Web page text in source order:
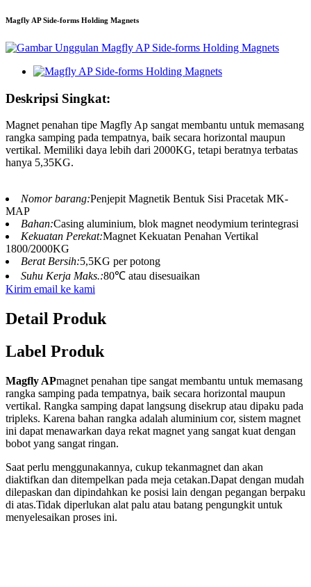
Magfly AP Side-forms Holding Magnets
Deskripsi Singkat:
Magnet penahan tipe Magfly Ap sangat membantu untuk memasang
rangka samping pada tempatnya, baik secara horizontal maupun
vertikal. Memiliki daya lebih dari 2000KG, tetapi beratnya terbatas
hanya 5,35KG.
Nomor barang:Penjepit Magnetik Bentuk Sisi Pracetak MK-
MAP
Bahan:Casing aluminium, blok magnet neodymium terintegrasi
Kekuatan Perekat:Magnet Kekuatan Penahan Vertikal
1800/2000KG
Berat Bersih:5,5KG per potong
Suhu Kerja Maks.:80℃ atau disesuaikan
Kirim email ke kami
Detail Produk
Label Produk
Magfly APmagnet penahan tipe sangat membantu untuk memasang
rangka samping pada tempatnya, baik secara horizontal maupun
vertikal. Rangka samping dapat langsung disekrup atau dipaku pada
tripleks. Karena bahan rangka adalah aluminium cor, sistem magnet
ini dapat menawarkan daya rekat magnet yang sangat kuat dengan
bobot yang sangat ringan.
Saat perlu menggunakannya, cukup tekanmagnet dan akan
diaktifkan dan ditempelkan pada meja cetakan.Dapat dengan mudah
dilepaskan dan dipindahkan ke posisi lain dengan pegangan berpaku
di atas.Tidak diperlukan alat palu atau batang pengungkit untuk
menyelesaikan proses ini.